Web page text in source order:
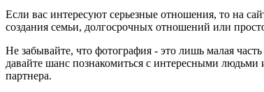
Если вас интересуют серьезные отношения, то на
создания семьи, долгосрочных отношений или
Не забывайте, что фотография - это лишь малая
давайте шанс познакомиться с интересными
партнера.